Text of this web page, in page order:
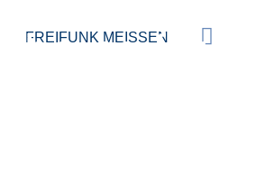
FREIFUNK MEISSENfür